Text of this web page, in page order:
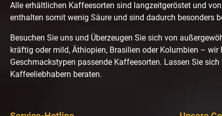
Alle erhältlichen Kaffeesorten sind langzeitgeröstet und
enthalten somit wenig Säure und sind dadurch besonders
Besuchen Sie uns und Überzeugen Sie sich von
kräftig oder mild, Äthiopien, Brasilien oder Kolumbien – wir
Geschmackstypen passende Kaffeesorten. Lassen Sie
Kaffeeliebhabern beraten.